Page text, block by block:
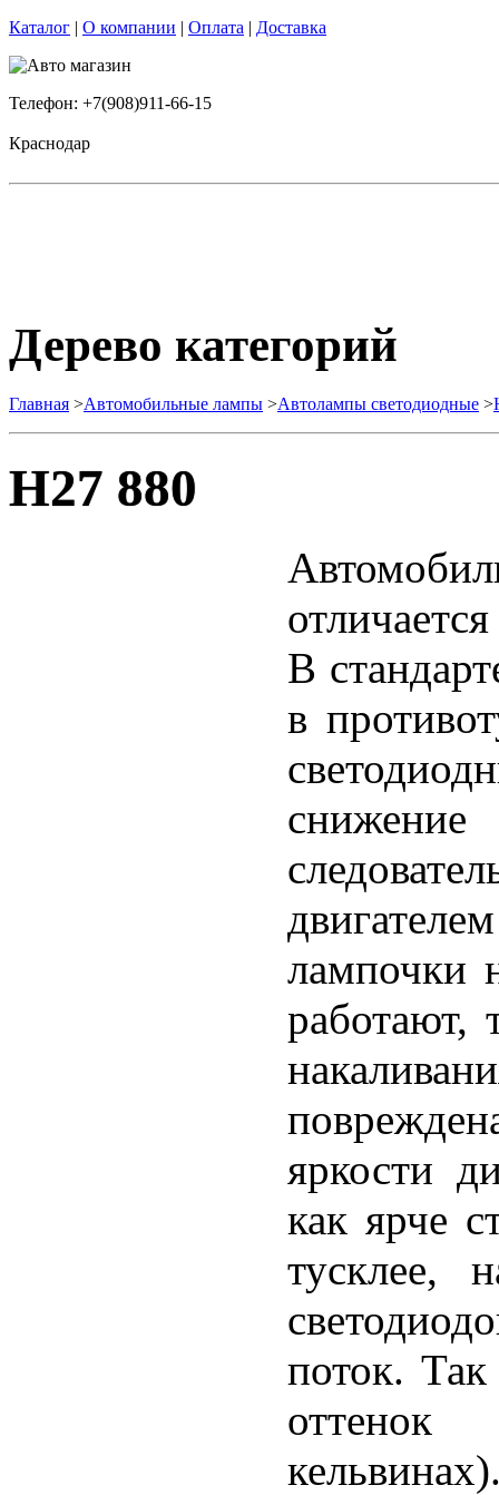
Каталог | О компании | Оплата | Доставка
Телефон: +7(908)911-66-15
Краснодар
Дерево категорий
Главная >Автомобильные лампы >Автолампы светодиодные >
H27 880
В
в
снижение
лампочки
работают,
яркости
как ярче
тусклее,
поток.
оттенок